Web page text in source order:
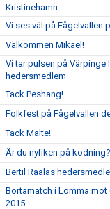
Kristinehamn
Vi ses väl på Fågelvallen
Välkommen Mikael!
Vi tar pulsen på
hedersmedlem
Tack Peshang!
Folkfest på Fågelvallen
Tack Malte!
Är du nyfiken på
Bertil Raalas
Bortamatch i Lomma mot
2015